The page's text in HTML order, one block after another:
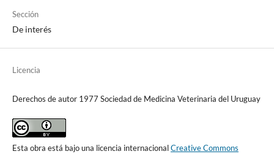
Sección
De interés
Licencia
Derechos de autor 1977 Sociedad de Medicina Veterinaria del Uruguay
Esta obra está bajo una licencia internacionalCreative Commons